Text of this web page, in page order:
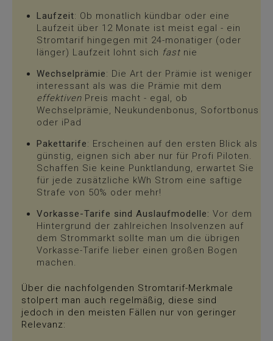
Laufzeit: Ob monatlich kündbar oder eine
Laufzeit über 12 Monate ist meist egal - ein
Stromtarif hingegen mit 24-monatiger (oder
länger) Laufzeit lohnt sich fast nie
Wechselprämie: Die Art der Prämie ist weniger
interessant als was die Prämie mit dem
effektiven Preis macht - egal, ob
Wechselprämie, Neukundenbonus, Sofortbonus
oder iPad
Pakettarife: Erscheinen auf den ersten Blick als
günstig, eignen sich aber nur für Profi Piloten.
Schaffen Sie keine Punktlandung, erwartet Sie
für jede zusätzliche kWh Strom eine saftige
Strafe von 50% oder mehr!
Vorkasse-Tarife sind Auslaufmodelle: Vor dem
Hintergrund der zahlreichen Insolvenzen auf
dem Strommarkt sollte man um die übrigen
Vorkasse-Tarife lieber einen großen Bogen
machen.
Über die nachfolgenden Stromtarif-Merkmale
stolpert man auch regelmäßig, diese sind
jedoch in den meisten Fällen nur von geringer
Relevanz: